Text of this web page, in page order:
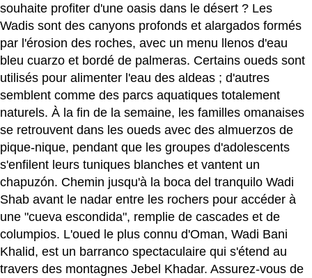
souhaite profiter d'une oasis dans le désert ? Les
Wadis sont des canyons profonds et alargados formés
par l'érosion des roches, avec un menu llenos d'eau
bleu cuarzo et bordé de palmeras. Certains oueds sont
utilisés pour alimenter l'eau des aldeas ; d'autres
semblent comme des parcs aquatiques totalement
naturels. À la fin de la semaine, les familles omanaises
se retrouvent dans les oueds avec des almuerzos de
pique-nique, pendant que les groupes d'adolescents
s'enfilent leurs tuniques blanches et vantent un
chapuzón. Chemin jusqu'à la boca del tranquilo Wadi
Shab avant le nadar entre les rochers pour accéder à
une "cueva escondida", remplie de cascades et de
columpios. L'oued le plus connu d'Oman, Wadi Bani
Khalid, est un barranco spectaculaire qui s'étend au
travers des montagnes Jebel Khadar. Assurez-vous de